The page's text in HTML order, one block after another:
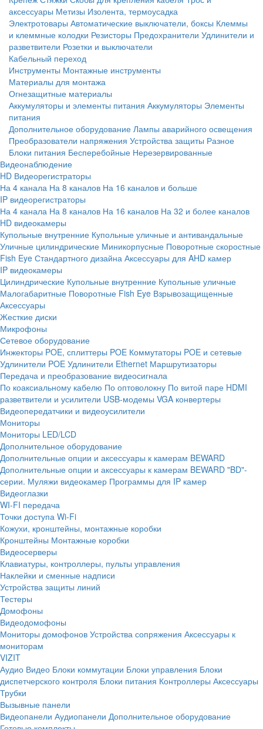
аксессуары Метизы Изолента, термоусадка
Электротовары Автоматические выключатели, боксы Клеммы
и клеммные колодки Резисторы Предохранители Удлинители и
разветвители Розетки и выключатели
Кабельный переход
Инструменты Монтажные инструменты
Материалы для монтажа
Огнезащитные материалы
Аккумуляторы и элементы питания Аккумуляторы Элементы
питания
Дополнительное оборудование Лампы аварийного освещения
Преобразователи напряжения Устройства защиты Разное
Блоки питания Бесперебойные Нерезервированные
Видеонаблюдение
HD Видеорегистраторы
На 4 канала На 8 каналов На 16 каналов и больше
IP видеорегистраторы
На 4 канала На 8 каналов На 16 каналов На 32 и более каналов
HD видеокамеры
Купольные внутренние Купольные уличные и антивандальные
Уличные цилиндрические Миникорпусные Поворотные скоростные
Fish Eye Стандартного дизайна Аксессуары для AHD камер
IP видеокамеры
Цилиндрические Купольные внутренние Купольные уличные
Малогабаритные Поворотные Fish Eye Взрывозащищенные
Аксессуары
Жесткие диски
Микрофоны
Сетевое оборудование
Инжекторы POE, сплиттеры POE Коммутаторы POE и сетевые
Удлинители POE Удлинители Ethernet Маршрутизаторы
Передача и преобразование видеосигнала
По коаксиальному кабелю По оптоволокну По витой паре HDMI
разветвители и усилители USB-модемы VGA конвертеры
Видеопередатчики и видеоусилители
Мониторы
Мониторы LED/LCD
Дополнительное оборудование
Дополнительные опции и аксессуары к камерам BEWARD
Дополнительные опции и аксессуары к камерам BEWARD "BD"-
серии. Муляжи видеокамер Программы для IP камер
Видеоглазки
WI-FI передача
Точки доступа Wi-Fi
Кожухи, кронштейны, монтажные коробки
Кронштейны Монтажные коробки
Видеосерверы
Клавиатуры, контроллеры, пульты управления
Наклейки и сменные надписи
Устройства защиты линий
Тестеры
Домофоны
Видеодомофоны
Мониторы домофонов Устройства сопряжения Аксессуары к
мониторам
VIZIT
Аудио Видео Блоки коммутации Блоки управления Блоки
диспетчерского контроля Блоки питания Контроллеры Аксессуары
Трубки
Вызывные панели
Видеопанели Аудиопанели Дополнительное оборудование